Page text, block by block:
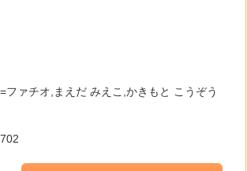
ファチオ,まえだ みえこ,かきもと こうぞう